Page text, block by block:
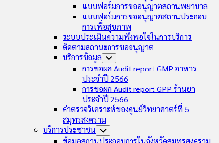
แบบฟอร์มการขออนุญาตสถานพยาบาล
แบบฟอร์มการขออนุญาตสถานประกอบ
การเพื่อสุขภาพ
ระบบประเมินความพึงพอใจในการบริการ
ติดตามสถานะการขออนุญาต
บริการข้อมูล Toggle
Child
Menu
การขอผล Audit report GMP อาหาร
ประจำปี 2566
การขอผล Audit report GPP ร้านยา
ประจำปี 2566
ค่าตรวจวิเคราะห์ของศูนย์วิทยาศาตร์ที่ 5
สมุทรสงคราม
บริการประชาชน Toggle
Child
ข้อมูลสถานประกอบการในจังหวัดสมุทรสงคราม